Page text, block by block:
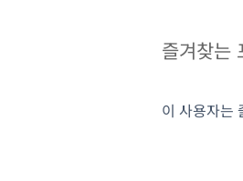
즐겨찾는
이 사용자는